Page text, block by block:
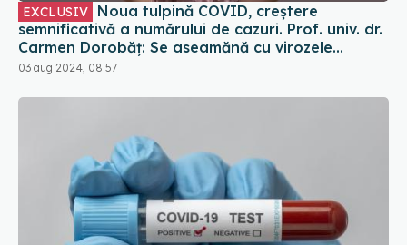
EXCLUSIV
semnificativă a numărului de cazuri. Prof. univ. dr.
Carmen Dorobăț: Se aseamănă cu virozele
respiratorii. Nu necesită tratament simptomatic
03 aug 2024, 08:57